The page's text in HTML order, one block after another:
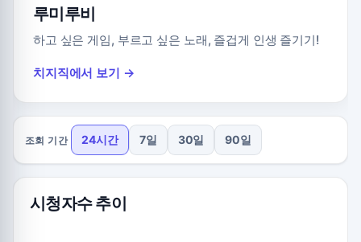
루미루비
하고 싶은 게임, 부르고 싶은 노래, 즐겁게 인생 즐기기!
치지직에서 보기 →
조회 기간 24시간 7일 30일 90일
시청자수 추이